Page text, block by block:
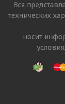
Вся
технических
носит